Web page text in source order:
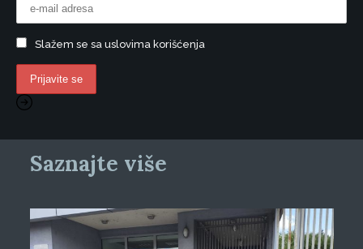
Slažem se sa uslovima korišćenja
Saznajte više